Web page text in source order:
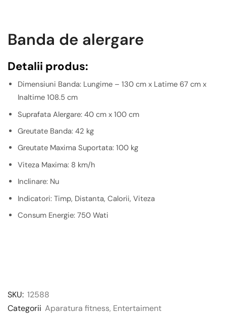
Banda de alergare
Detalii produs:
Dimensiuni Banda: Lungime – 130 cm x Latime 67 cm x
Inaltime 108.5 cm
Suprafata Alergare: 40 cm x 100 cm
Greutate Banda: 42 kg
Greutate Maxima Suportata: 100 kg
Viteza Maxima: 8 km/h
Inclinare: Nu
Indicatori: Timp, Distanta, Calorii, Viteza
Consum Energie: 750 Wati
SKU: 12588
Categorii Aparatura fitness, Entertaiment